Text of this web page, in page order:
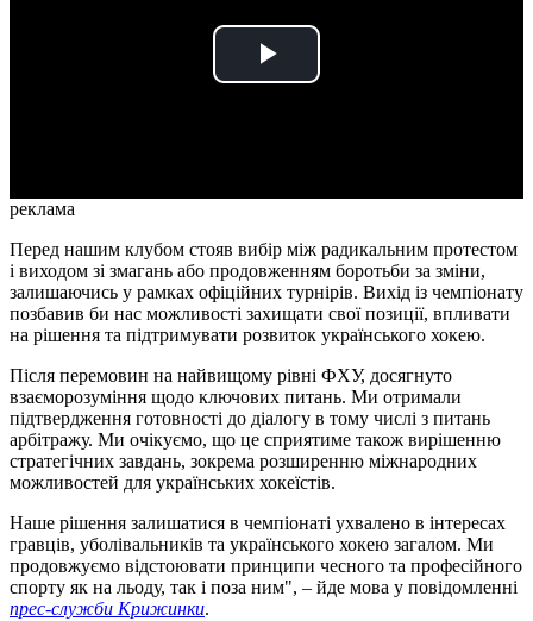
Play
реклама
Перед нашим клубом стояв вибір між радикальним протестом
і виходом зі змагань або продовженням боротьби за зміни,
залишаючись у рамках офіційних турнірів. Вихід із чемпіонату
позбавив би нас можливості захищати свої позиції, впливати
на рішення та підтримувати розвиток українського хокею.
Після перемовин на найвищому рівні ФХУ, досягнуто
взаєморозуміння щодо ключових питань. Ми отримали
підтвердження готовності до діалогу в тому числі з питань
арбітражу. Ми очікуємо, що це сприятиме також вирішенню
стратегічних завдань, зокрема розширенню міжнародних
можливостей для українських хокеїстів.
Наше рішення залишатися в чемпіонаті ухвалено в інтересах
гравців, уболівальників та українського хокею загалом. Ми
продовжуємо відстоювати принципи чесного та професійного
спорту як на льоду, так і поза ним", – йде мова у повідомленні
прес-служби Крижинки.